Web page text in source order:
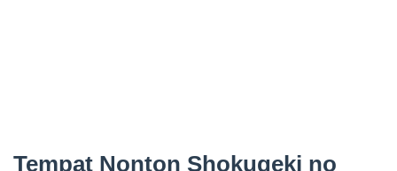
Tempat Nonton Shokugeki no